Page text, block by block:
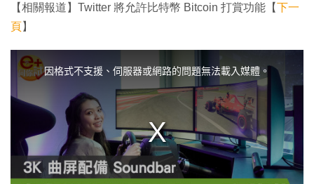
【相關報道】Twitter 將允許比特幣 Bitcoin 打賞功能【下一
頁】
a
.
因格式不支援、伺服器或網路的問題無法載入媒體。